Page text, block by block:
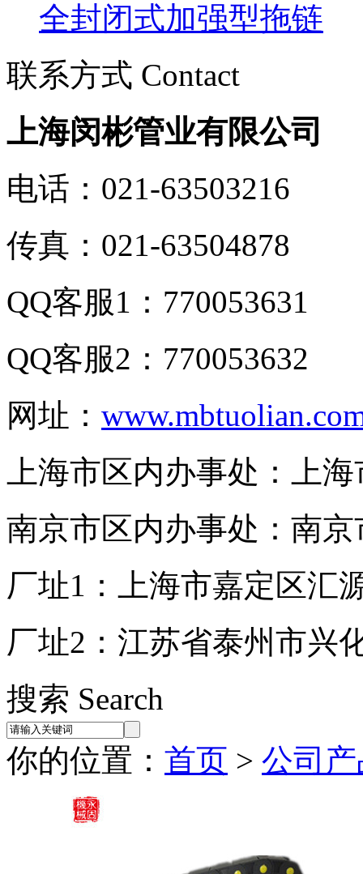
全封闭式加强型拖链
联系方式 Contact
上海闵彬管业有限公司
电话：021-63503216
传真：021-63504878
QQ客服1：770053631
QQ客服2：770053632
网址：
上海市区内办事处：上
南京市区内办事处：南
厂址1：上海市嘉定区汇
厂址2：江苏省泰州市兴
搜索 Search
你的位置： 首页 > 公司